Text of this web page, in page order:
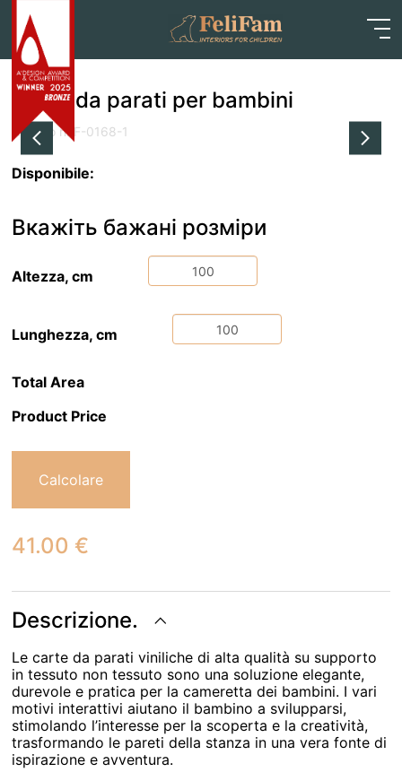
content
Home Carta da parati>Carta da parati
per bambini
Articolo n: F-0168-1
Carta da parati per bambini
Disponibile:
Вкажіть бажані розміри
Altezza, cm
Lunghezza, cm
Total Area
Product Price
Calcolare
41.00€
Descrizione.
Le carte da parati viniliche di alta qualità su supporto
in tessuto non tessuto sono una soluzione elegante,
durevole e pratica per la cameretta dei bambini. I vari
motivi interattivi aiutano il bambino a svilupparsi,
stimolando l’interesse per la scoperta e la creatività,
trasformando le pareti della stanza in una vera fonte di
ispirazione e avventura.